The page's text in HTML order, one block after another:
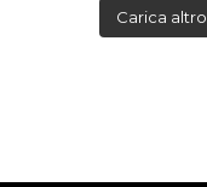
Carica altro